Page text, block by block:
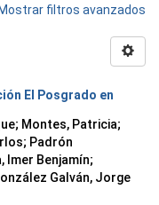
Mostrar filtros avanzados
El Posgrado en
; Montes, Patricia;
; Padrón
Imer Benjamín;
Galván, Jorge